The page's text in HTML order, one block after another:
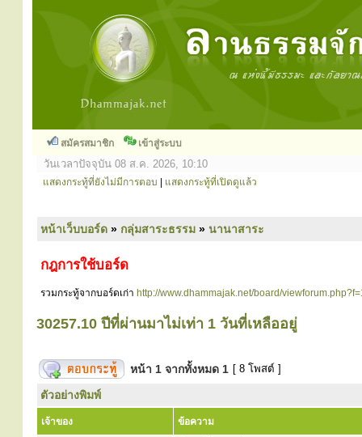
สมัครสมาชิก เข้าสู่ระบบ
วันเวลาปัจจุบัน 08 ส.ค. 2026, 10:10
แสดงกระทู้ที่ยังไม่มีการตอบ แสดงกระทู้ที่เปิดดูแล้ว
หน้าเว็บบอร์ด » กลุ่มสาระธรรม » นานาสาระ
กฎการใช้บอร์ด
รวมกระทู้จากบอร์ดเก่า http://www.dhammajak.net/board/
30257.10 ปีที่ผ่านมาไม่เท่า 1 วันที่เหลืออยู่
หน้า 1 จากทั้งหมด 1 [ 8 โพสต์ ]
ตัวอย่างพิมพ์
เจ้าของ ข้อความ